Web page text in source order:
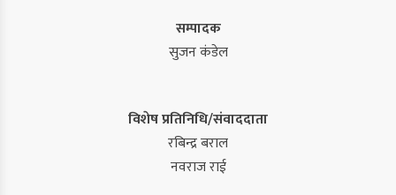
सम्पादक
सुजन कंडेल
विशेष प्रतिनिधि/संवाददाता
रबिन्द्र बराल
नवराज राई